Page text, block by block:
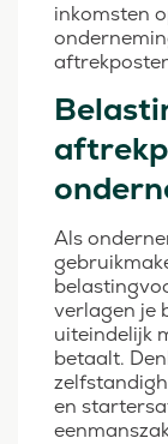
inkomsten
Als
verlagen je
uiteindelijk
betaalt.
en